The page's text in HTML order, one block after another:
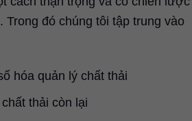
Trong đó chúng tôi tập trung vào
hóa quản lý chất thải
thải còn lại